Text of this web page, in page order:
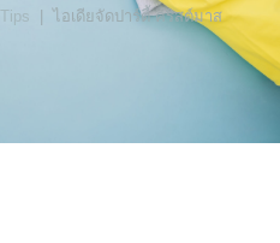
Tips
ไอเดียจัดปาร์ตี้ คริสต์มาส